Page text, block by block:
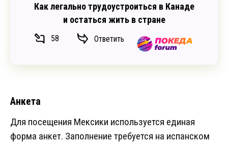
Как легально трудоустроиться в Канаде
и остаться жить в стране
58 Ответить
Анкета
Для посещения Мексики используется единая
форма анкет. Заполнение требуется на испанском